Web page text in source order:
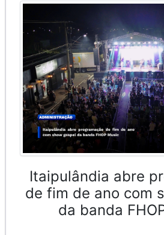
Itaipulândia abre
de fim de ano com
da banda